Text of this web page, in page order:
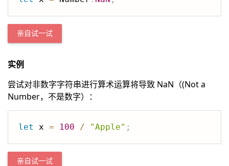
亲自试一试
实例
尝试对非数字字符串进行算术运算将导致 NaN（(Not a
Number，不是数字）：
let x = 100 / "Apple" ;
亲自试一试